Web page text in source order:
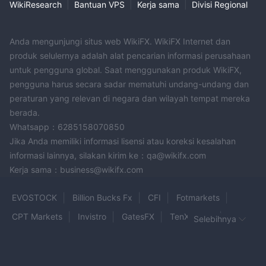
Cara Membuka Akun?
Membuka akun dengan OneUp Trader adalah proses yang
mudah. Berikut adalah langkah-langkah konkret untuk
membantu Anda:
Pilih Jenis Akun:
Kunjungi situs web OneUp Trader dan navigasikan ke bagian
jenis akun.
Pilih akun trading yang terdanai yang sesuai dengan modal dan
preferensi trading Anda.
keuangan yang akurat.
WikiResearch Bantuan VPS Kerja sama Divisi Regional
Anda mengunjungi situs web WikiFX. WikiFX Internet dan
produk selulernya adalah alat pencarian informasi perusahaan
untuk pengguna global. Saat menggunakan produk WikiFX,
pengguna harus secara sadar mematuhi undang-undang dan
peraturan yang relevan di negara dan wilayah tempat mereka
berada.
Whatsapp：6285158070850
Jika Anda memiliki informasi lisensi atau koreksi kesalahan
informasi lainnya, silakan kirim ke：qa@wikifx.com
Kerja sama：business@wikifx.com
EVOSTOCK Billion Bucks Fx CFI
Fotmarkets
CPT Markets
Invistro GatesFX
TenX PrimeSelebihnya